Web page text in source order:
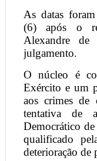
As datas foram
(6) após o
Alexandre de
julgamento.
O núcleo é
Exército e um
aos crimes de
tentativa de
Democrático
qualificado
deterioração